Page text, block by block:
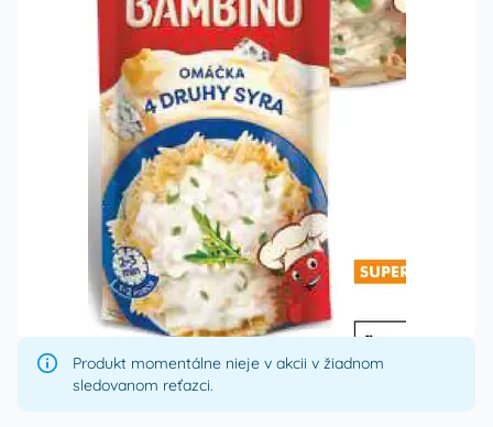
Produkt momentálne nieje v akcii v žiadnom
sledovanom reťazci.